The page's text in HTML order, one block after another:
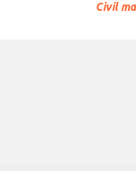
Civil